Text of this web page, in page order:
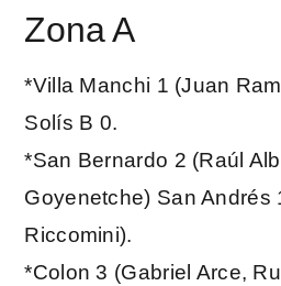
Zona A
*Villa Manchi 1 (Juan
Solís B 0.
*San Bernardo 2 (Raúl
Goyenetche) San Andrés
Riccomini).
*Colon 3 (Gabriel Arce,